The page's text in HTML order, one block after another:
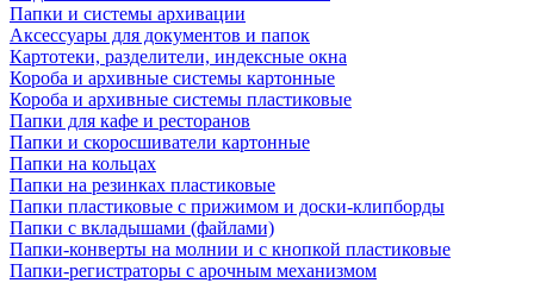
Папки и системы архивации
Аксессуары для документов и папок
Картотеки, разделители, индексные окна
Короба и архивные системы картонные
Короба и архивные системы пластиковые
Папки для кафе и ресторанов
Папки и скоросшиватели картонные
Папки на кольцах
Папки на резинках пластиковые
Папки пластиковые с прижимом и доски-клипборды
Папки с вкладышами (файлами)
Папки-конверты на молнии и с кнопкой пластиковые
Папки-регистраторы с арочным механизмом